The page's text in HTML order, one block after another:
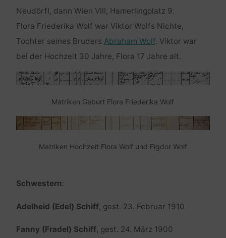
Neudörfl, dann Wien VIII, Hamerlingplatz 9.
Flora Friederika Wolf war Viktor Wolfs Nichte,
Tochter seines Bruders Abraham Wolf. Viktor war
bei der Hochzeit 30 Jahre, Flora 17 Jahre alt.
Matriken Geburt Flora Friederika Wolf
Matriken Hochzeit Flora Wolf und Figdor Wolf
Schwestern:
Adelheid (Edel) Schiff, gest. 23. Februar 1910
Fanny (Fradel) Schiff, gest. 24. März 1900